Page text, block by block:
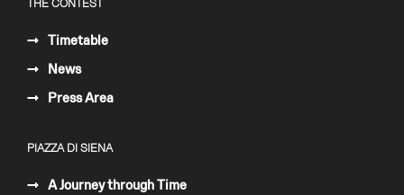
THE CONTEST
Timetable
News
Press Area
PIAZZA DI SIENA
A Journey through Time